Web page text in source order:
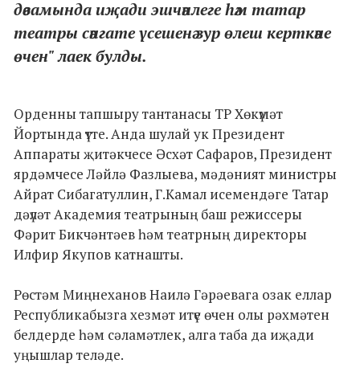
дәвамында иҗади эшчәнлеге һәм татар
театры сәнгате үсешенә зур өлеш керткәне
өчен" лаек булды.
Орденны тапшыру тантанасы ТР Хөкүмәт
Йортында үтте. Анда шулай ук Президент
Аппараты җитәкчесе Әсхәт Сафаров, Президент
ярдәмчесе Ләйлә Фазлыева, мәдәният министры
Айрат Сибагатуллин, Г.Камал исемендәге Татар
дәүләт Академия театрының баш режиссеры
Фәрит Бикчәнтәев һәм театрның директоры
Илфир Якупов катнашты.
Рөстәм Миңнеханов Наилә Гәрәевага озак еллар
Республикабызга хезмәт итүе өчен олы рәхмәтен
белдерде һәм сәламәтлек, алга таба да иҗади
уңышлар теләде.